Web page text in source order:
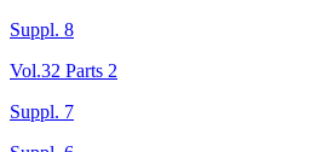
Suppl. 8
Vol.32 Parts 2
Suppl. 7